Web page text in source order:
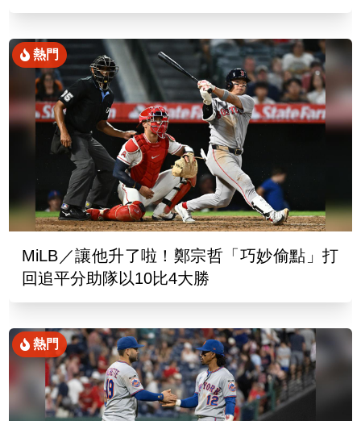
熱門
MiLB／讓他升了啦！鄭宗哲「巧妙偷點」打
回追平分助隊以10比4大勝
熱門